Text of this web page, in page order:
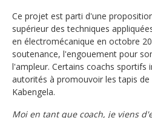
Ce projet est parti d'une
supérieur des techniques
en électromécanique en octobre
soutenance, l'engouement pour
l'ampleur. Certains coachs sportifs
autorités à promouvoir les tapis de
Kabengela.
Moi en tant que coach, je viens